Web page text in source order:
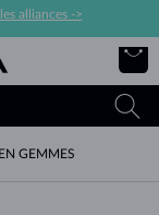
alliances ->
GEMMES